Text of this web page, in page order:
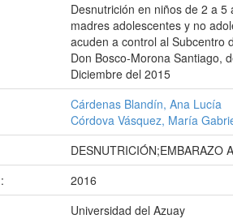
Desnutrición en niños de 2 a 5
madres adolescentes y no
acuden a control al Subcentro
Don Bosco-Morona Santiago,
Diciembre del 2015
Cárdenas Blandín, Ana Lucía
Córdova Vásquez, María
DESNUTRICIÓN;EMBARAZO
2016
Universidad del Azuay